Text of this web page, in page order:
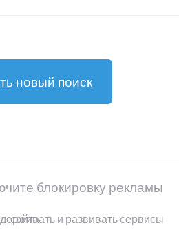
новый поиск
блокировку рекламы
Реклама помогает поддерживать и развивать сервисы сайта